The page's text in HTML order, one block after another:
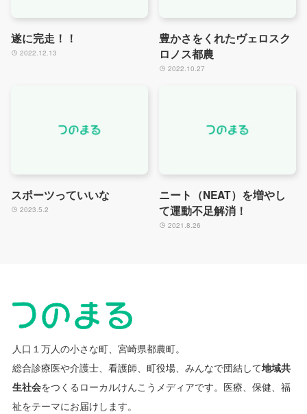
遂に完走！！
2022.12.13
豊かさをくれたヴェロスク
ロノス都農
2022.10.27
スポーツっていいな
2023.5.2
ニート（NEAT）を増やし
て運動不足解消！
2021.8.26
人口１万人の小さな町、宮崎県都農町。
総合診療医や介護士、看護師、町役場、みんなで団結して地域共
生社会をつくるローカルけんこうメディアです。 医療、保健、福
祉をテーマにお届けします。